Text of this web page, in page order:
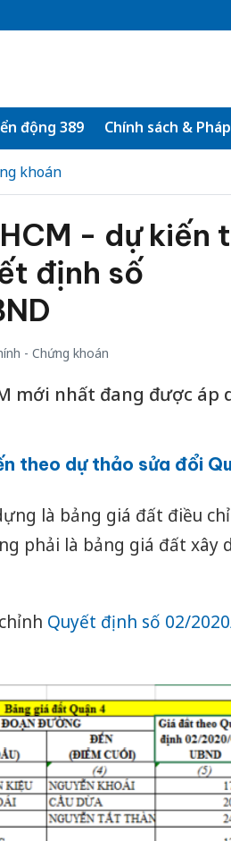
động 389 Chính sách &
khoán
- dự kiến
định số
- Chứng khoán
mới nhất đang được áp
theo dự thảo sửa đổi
là bảng giá đất điều
phải là bảng giá đất xây
Quyết định số 02/